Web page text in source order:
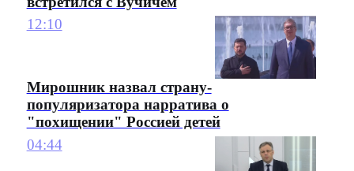
12:10
Мирошник назвал страну-
популяризатора нарратива о
"похищении" Россией детей
04:44